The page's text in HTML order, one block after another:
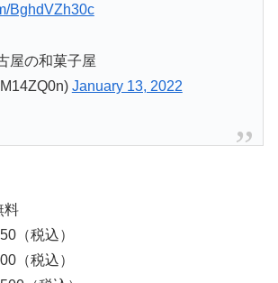
BghdVZh30c
屋の和菓子屋
January 13, 2022
料
（税込）
（税込）